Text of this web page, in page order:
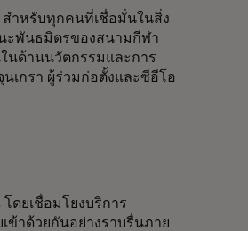
ำหรับทุกคนที่เชื่อมั่นในสิ่ง
ะพันธมิตรของสนามกีฬา
นด้านนวัตกรรมและการ
เกรา ผู้ร่วมก่อตั้งและซีอีโอ
ดยเชื่อมโยงบริการ
ข้าด้วยกันอย่างราบรื่นภาย